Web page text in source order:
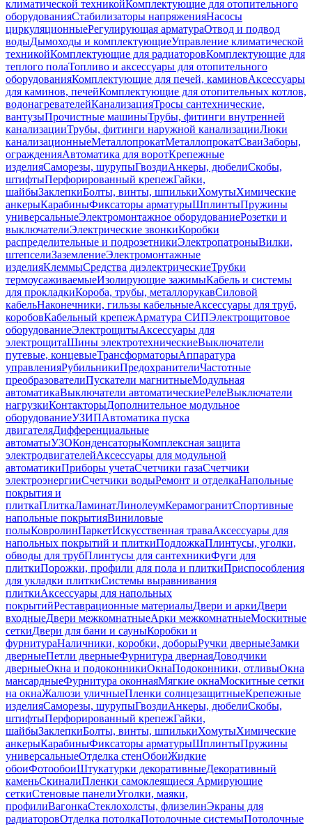
климатической техникойКомплектующие для отопительного
оборудованияСтабилизаторы напряженияНасосы
циркуляционныеРегулирующая арматураОтвод и подвод
водыДымоходы и комплектующиеУправление климатической
техникойКомплектующие для радиаторовКомплектующие для
теплого полаТопливо и аксессуары для отопительного
оборудованияКомплектующие для печей, каминовАксессуары
для каминов, печейКомплектующие для отопительных котлов,
водонагревателейКанализацияТросы сантехнические,
вантузыПрочистные машиныТрубы, фитинги внутренней
канализацииТрубы, фитинги наружной канализацииЛюки
канализационныеМеталлопрокатМеталлопрокатСваиЗаборы,
огражденияАвтоматика для воротКрепежные
изделияСаморезы, шурупыГвоздиАнкеры, дюбелиСкобы,
штифтыПерфорированный крепежГайки,
шайбыЗаклепкиБолты, винты, шпилькиХомутыХимические
анкерыКарабиныФиксаторы арматурыШплинтыПружины
универсальныеЭлектромонтажное оборудованиеРозетки и
выключателиЭлектрические звонкиКоробки
распределительные и подрозетникиЭлектропатроныВилки,
штепселиЗаземлениеЭлектромонтажные
изделияКлеммыСредства диэлектрическиеТрубки
термоусаживаемыеИзолирующие зажимыКабель и системы
для прокладкиКороба, трубы, металлорукавСиловой
кабельНаконечники, гильзы кабельныеАксессуары для труб,
коробовКабельный крепежАрматура СИПЭлектрощитовое
оборудованиеЭлектрощитыАксессуары для
электрощитаШины электротехническиеВыключатели
путевые, концевыеТрансформаторыАппаратура
управленияРубильникиПредохранителиЧастотные
преобразователиПускатели магнитныеМодульная
автоматикаВыключатели автоматическиеРелеВыключатели
нагрузкиКонтакторыДополнительное модульное
оборудованиеУЗИПАвтоматика пуска
двигателяДифференциальные
автоматыУЗОКонденсаторыКомплексная защита
электродвигателейАксессуары для модульной
автоматикиПриборы учетаСчетчики газаСчетчики
электроэнергииСчетчики водыРемонт и отделкаНапольные
покрытия и
плиткаПлиткаЛаминатЛинолеумКерамогранитСпортивные
напольные покрытияВиниловые
полыКовролинПаркетИскусственная траваАксессуары для
напольных покрытий и плиткиПодложкаПлинтусы, уголки,
обводы для трубПлинтусы для сантехникиФуги для
плиткиПорожки, профили для пола и плиткиПриспособления
для укладки плиткиСистемы выравнивания
плиткиАксессуары для напольных
покрытийРеставрационные материалыДвери и аркиДвери
входныеДвери межкомнатныеАрки межкомнатныеМоскитные
сеткиДвери для бани и сауныКоробки и
фурнитураНаличники, коробки, доборыРучки дверныеЗамки
дверныеПетли дверныеФурнитура двернаяДоводчики
дверныеОкна и подоконникиОкнаПодоконники, отливыОкна
мансардныеФурнитура оконнаяМягкие окнаМоскитные сетки
на окнаЖалюзи уличныеПленки солнцезащитныеКрепежные
изделияСаморезы, шурупыГвоздиАнкеры, дюбелиСкобы,
штифтыПерфорированный крепежГайки,
шайбыЗаклепкиБолты, винты, шпилькиХомутыХимические
анкерыКарабиныФиксаторы арматурыШплинтыПружины
универсальныеОтделка стенОбоиЖидкие
обоиФотообоиШтукатурки декоративныеДекоративный
каменьСкиналиПленки самоклеящиеся Армирующие
сеткиСтеновые панелиУголки, маяки,
профилиВагонкаСтеклохолсты, флизелинЭкраны для
радиаторовОтделка потолкаПотолочные системыПотолочные